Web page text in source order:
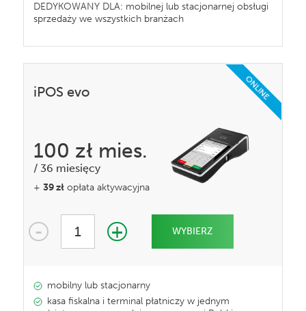
DEDYKOWANY DLA: mobilnej lub stacjonarnej obsługi
sprzedaży we wszystkich branżach
ONLINE
iPOS evo
100 zł mies.
/ 36 miesięcy
+ 39 zł opłata aktywacyjna
- 1 + WYBIERZ
mobilny lub stacjonarny
kasa fiskalna i terminal płatniczy w jednym